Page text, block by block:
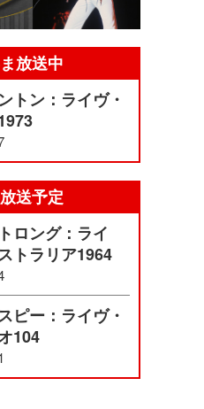
放送中
トン：ライヴ・
送予定
ロング：ライ
トラリア1964
ピー：ライヴ・
104